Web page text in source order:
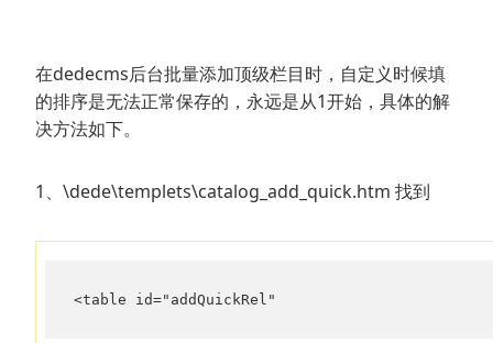
在dedecms后台批量添加顶级栏目时，自定义时候填
的排序是无法正常保存的，永远是从1开始，具体的解
决方法如下。
1、\dede\templets\catalog_add_quick.htm 找到
<table id="addQuickRel"